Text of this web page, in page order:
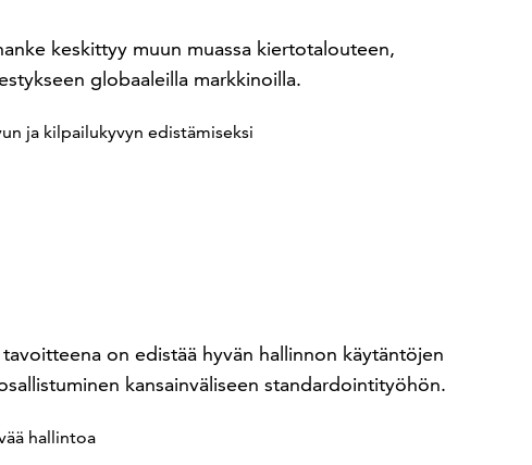
keskittyy muun muassa kiertotalouteen,
globaaleilla markkinoilla.
ja kilpailukyvyn edistämiseksi
on edistää hyvän hallinnon käytäntöjen
kansainväliseen standardointityöhön.
hallintoa